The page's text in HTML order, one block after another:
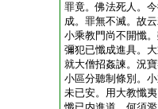
罪竟。佛法死人。
成。罪無不滅。故
小乘教門尚不開懺
彌犯已懺成進具。
就大僧招姦諫。況
小區分聽制條別。
未已安。用大教懺